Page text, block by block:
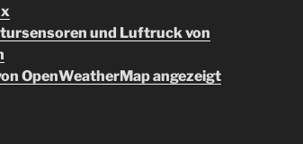
und Luftruck von
OpenWeatherMap angezeigt